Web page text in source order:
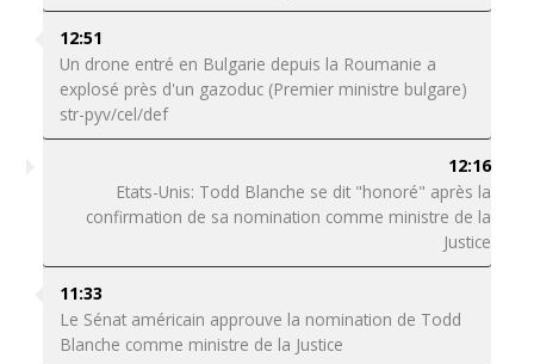
12:51
Un drone entré en Bulgarie depuis la Roumanie a
explosé près d'un gazoduc (Premier ministre bulgare)
str-pyv/cel/def
12:16
Etats-Unis: Todd Blanche se dit "honoré" après la
confirmation de sa nomination comme ministre de la
Justice
11:33
Le Sénat américain approuve la nomination de Todd
Blanche comme ministre de la Justice